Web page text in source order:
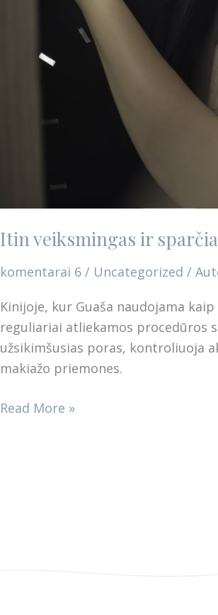
Itin veiksmingas ir
komentarai 6 / Uncategorized /
Kinijoje, kur Guaša naudojama
reguliariai atliekamos procedūros
užsikimšusias poras, kontroliuoja
makiažo priemones.
Read More »